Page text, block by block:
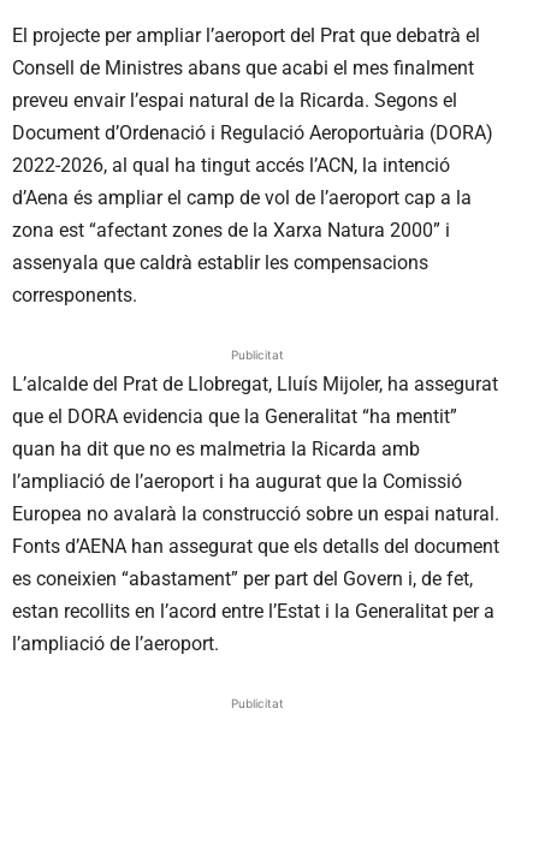
El projecte per ampliar l’aeroport del Prat que debatrà el
Consell de Ministres abans que acabi el mes finalment
preveu envair l’espai natural de la Ricarda. Segons el
Document d’Ordenació i Regulació Aeroportuària (DORA)
2022-2026, al qual ha tingut accés l’ACN, la intenció
d’Aena és ampliar el camp de vol de l’aeroport cap a la
zona est “afectant zones de la Xarxa Natura 2000” i
assenyala que caldrà establir les compensacions
corresponents.
Publicitat
L’alcalde del Prat de Llobregat, Lluís Mijoler, ha assegurat
que el DORA evidencia que la Generalitat “ha mentit”
quan ha dit que no es malmetria la Ricarda amb
l’ampliació de l’aeroport i ha augurat que la Comissió
Europea no avalarà la construcció sobre un espai natural.
Fonts d’AENA han assegurat que els detalls del document
es coneixien “abastament” per part del Govern i, de fet,
estan recollits en l’acord entre l’Estat i la Generalitat per a
l’ampliació de l’aeroport.
Publicitat